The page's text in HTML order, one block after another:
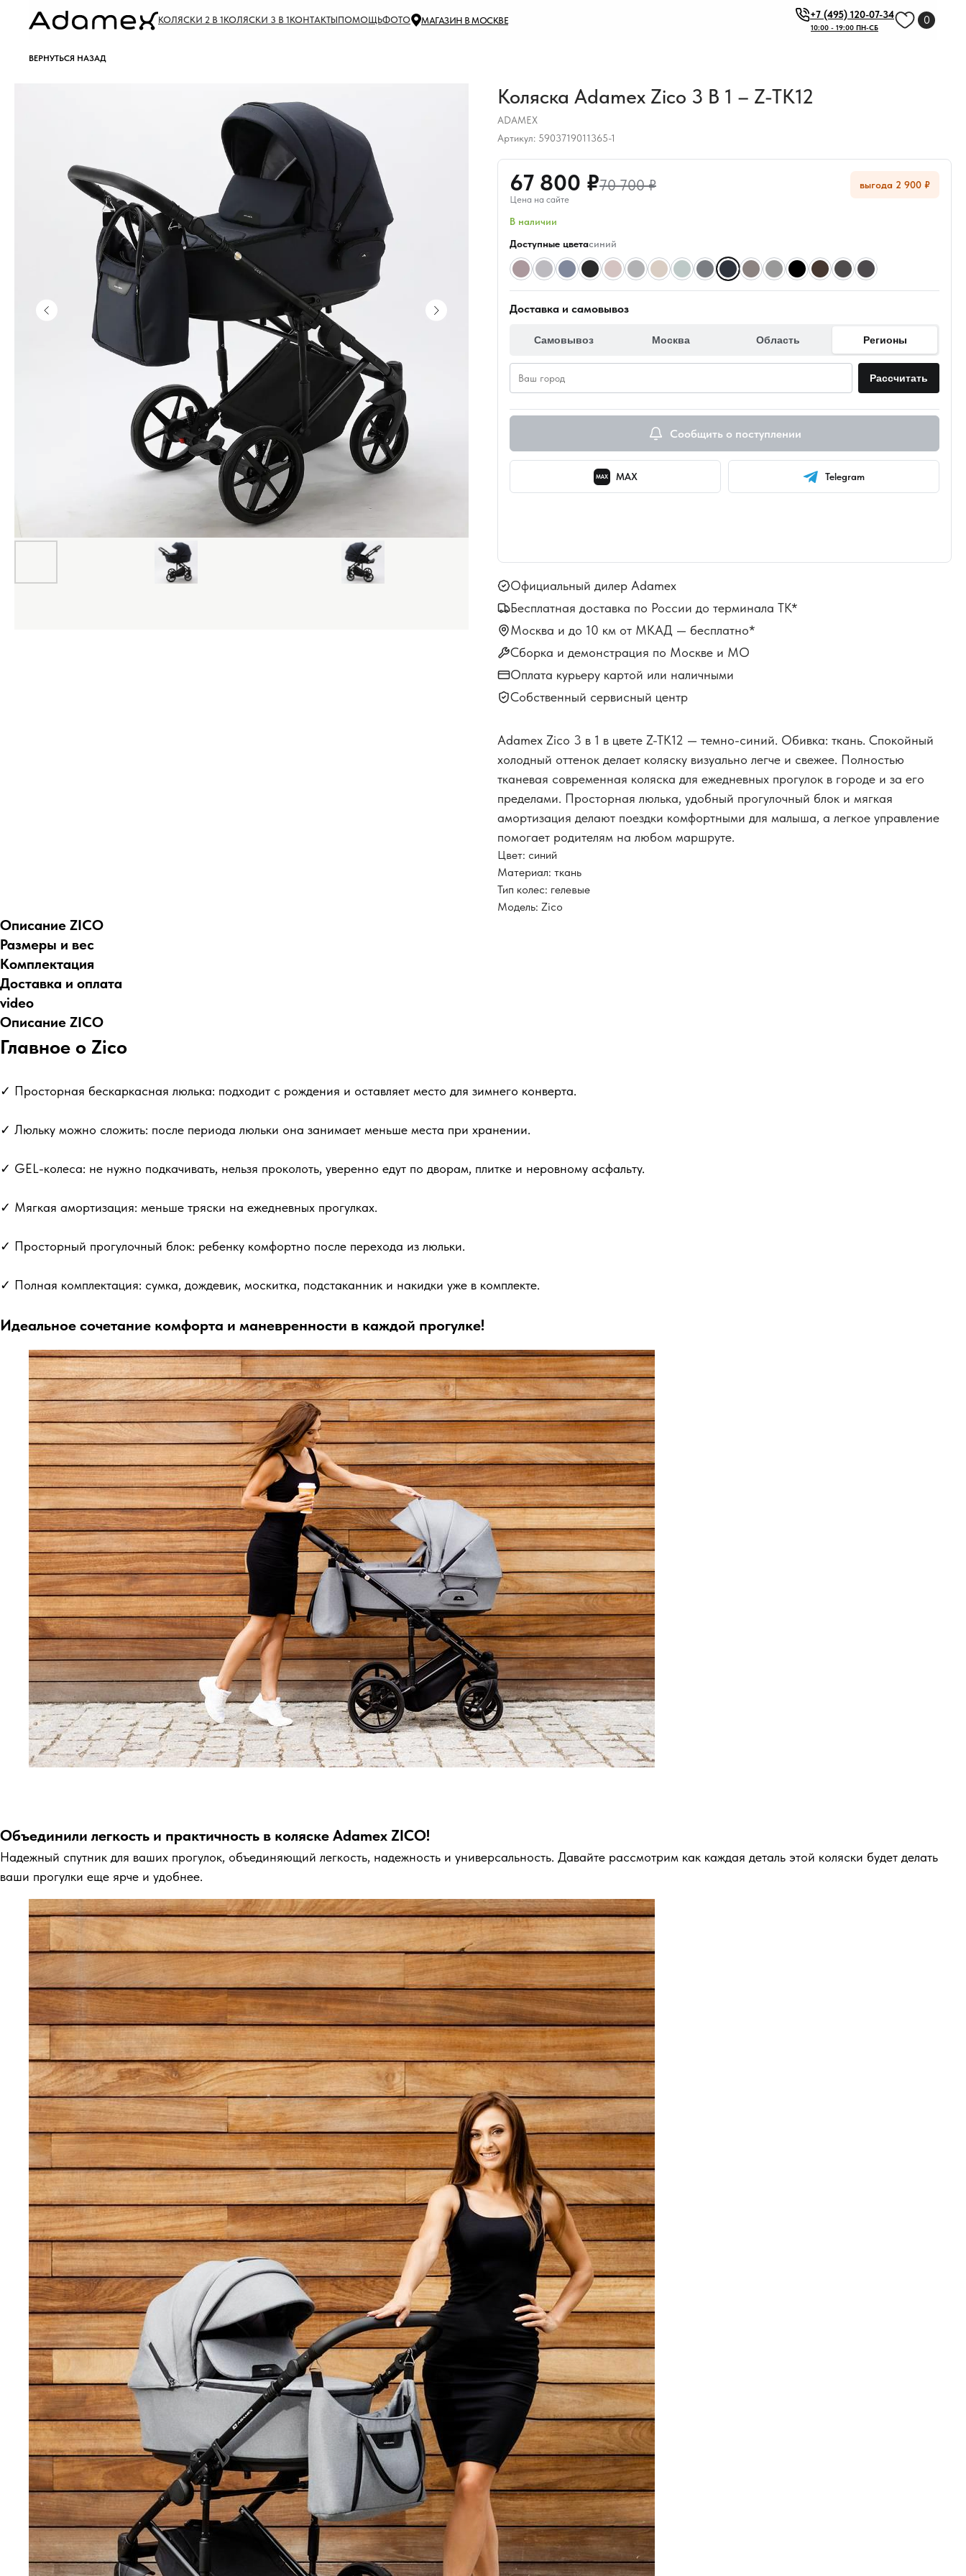
КОЛЯСКИ 2 В 1КОЛЯСКИ 3 В 1КОНТАКТЫПОМОЩЬФОТО МАГАЗИН В МОСКВЕ +7 (495) 120-07-34
10:00 - 19:00 ПН-СБ
0
ВЕРНУТЬСЯ НАЗАД
Коляска Adamex Zico 3 В 1 – Z-TK12
ADAMEX
Артикул: 5903719011365-1
67 800 ₽70 700 ₽
Цена на сайте
выгода 2 900 ₽
В наличии
Доступные цветасиний
Доставка и самовывоз
Самовывоз Москва Область Регионы
Рассчитать
Сообщить о поступлении
MAX MAX Telegram
Официальный дилер Adamex
Бесплатная доставка по России до терминала ТК*
Москва и до 10 км от МКАД — бесплатно*
Сборка и демонстрация по Москве и МО
Оплата курьеру картой или наличными
Собственный сервисный центр
Adamex Zico 3 в 1 в цвете Z-TK12 — темно-синий. Обивка: ткань. Спокойный
холодный оттенок делает коляску визуально легче и свежее. Полностью
тканевая современная коляска для ежедневных прогулок в городе и за его
пределами. Просторная люлька, удобный прогулочный блок и мягкая
амортизация делают поездки комфортными для малыша, а легкое управление
помогает родителям на любом маршруте.
Цвет: синий
Материал: ткань
Тип колес: гелевые
Модель: Zico
Описание ZICO
Размеры и вес
Комплектация
Доставка и оплата
video
Описание ZICO
Главное о Zico
✓ Просторная бескаркасная люлька: подходит с рождения и оставляет место для зимнего конверта.
✓ Люльку можно сложить: после периода люльки она занимает меньше места при хранении.
✓ GEL-колеса: не нужно подкачивать, нельзя проколоть, уверенно едут по дворам, плитке и неровному асфальту.
✓ Мягкая амортизация: меньше тряски на ежедневных прогулках.
✓ Просторный прогулочный блок: ребенку комфортно после перехода из люльки.
✓ Полная комплектация: сумка, дождевик, москитка, подстаканник и накидки уже в комплекте.
Идеальное сочетание комфорта и маневренности в каждой прогулке!
Объединили легкость и практичность в коляске Adamex ZICO!
Надежный спутник для ваших прогулок, объединяющий легкость, надежность и универсальность. Давайте рассмотрим как каждая деталь этой коляски будет делать
ваши прогулки еще ярче и удобнее.